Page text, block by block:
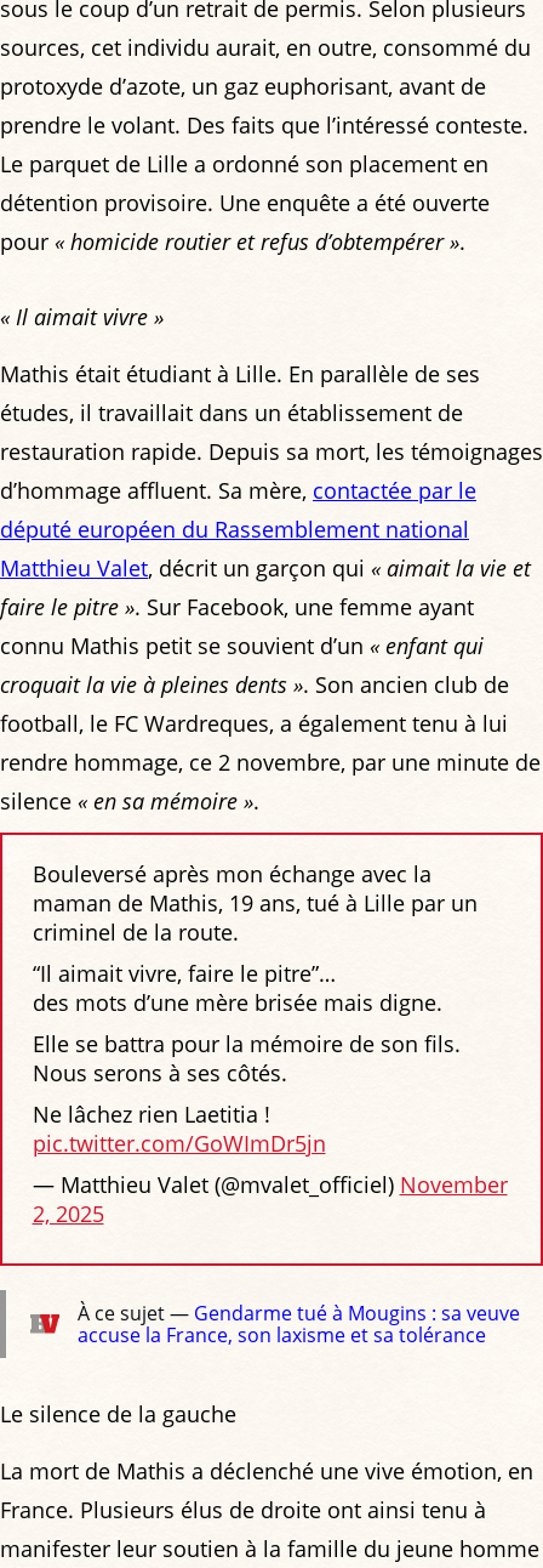
sous le coup d’un retrait de permis. Selon plusieurs
sources, cet individu aurait, en outre, consommé du
protoxyde d’azote, un gaz euphorisant, avant de
prendre le volant. Des faits que l’intéressé conteste.
Le parquet de Lille a ordonné son placement en
détention provisoire. Une enquête a été ouverte
pour « homicide routier et refus d’obtempérer ».
« Il aimait vivre »
Mathis était étudiant à Lille. En parallèle de ses
études, il travaillait dans un établissement de
restauration rapide. Depuis sa mort, les témoignages
d’hommage affluent. Sa mère, contactée par le
député européen du Rassemblement national
Matthieu Valet, décrit un garçon qui « aimait la vie et
faire le pitre ». Sur Facebook, une femme ayant
connu Mathis petit se souvient d’un « enfant qui
croquait la vie à pleines dents ». Son ancien club de
football, le FC Wardreques, a également tenu à lui
rendre hommage, ce 2 novembre, par une minute de
silence « en sa mémoire ».
Bouleversé après mon échange avec la
maman de Mathis, 19 ans, tué à Lille par un
criminel de la route.
“Il aimait vivre, faire le pitre”…
des mots d’une mère brisée mais digne.
Elle se battra pour la mémoire de son fils.
Nous serons à ses côtés.
Ne lâchez rien Laetitia !
pic.twitter.com/GoWImDr5jn
— Matthieu Valet (@mvalet_officiel) November
2, 2025
À ce sujet — Gendarme tué à Mougins : sa veuve
accuse la France, son laxisme et sa tolérance
Le silence de la gauche
La mort de Mathis a déclenché une vive émotion, en
France. Plusieurs élus de droite ont ainsi tenu à
manifester leur soutien à la famille du jeune homme